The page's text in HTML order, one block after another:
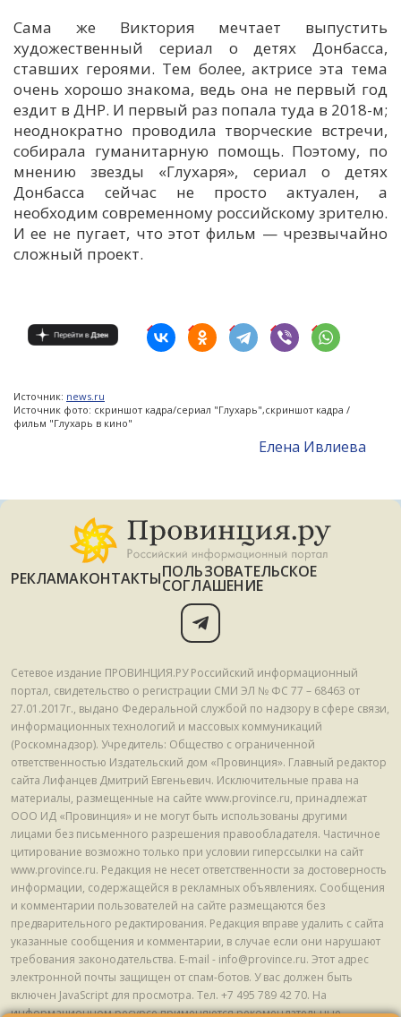
Сама же Виктория мечтает выпустить
художественный сериал о детях Донбасса,
ставших героями. Тем более, актрисе эта тема
очень хорошо знакома, ведь она не первый год
ездит в ДНР. И первый раз попала туда в 2018-м;
неоднократно проводила творческие встречи,
собирала гуманитарную помощь. Поэтому, по
мнению звезды «Глухаря», сериал о детях
Донбасса сейчас не просто актуален, а
необходим современному российскому зрителю.
И ее не пугает, что этот фильм —чрезвычайно
сложный проект.
Источник: news.ru
Источник фото: скриншот кадра/сериал "Глухарь",скриншот кадра /
фильм "Глухарь в кино"
Елена Ивлиева
РЕКЛАМАКОНТАКТЫПОЛЬЗОВАТЕЛЬСКОЕ
СОГЛАШЕНИЕ
Сетевое издание ПРОВИНЦИЯ.РУ Российский информационный
портал, свидетельство о регистрации СМИ ЭЛ № ФС 77 – 68463 от
27.01.2017г., выдано Федеральной службой по надзору в сфере связи,
информационных технологий и массовых коммуникаций
(Роскомнадзор). Учредитель: Общество с ограниченной
ответственностью Издательский дом «Провинция». Главный редактор
сайта Лифанцев Дмитрий Евгеньевич. Исключительные права на
материалы, размещенные на сайте www.province.ru, принадлежат
ООО ИД «Провинция» и не могут быть использованы другими
лицами без письменного разрешения правообладателя. Частичное
цитирование возможно только при условии гиперссылки на сайт
www.province.ru. Редакция не несет ответственности за достоверность
информации, содержащейся в рекламных объявлениях. Сообщения
и комментарии пользователей на сайте размещаются без
предварительного редактирования. Редакция вправе удалить с сайта
указанные сообщения и комментарии, в случае если они нарушают
требования законодательства. E-mail - info@province.ru. Этот адрес
электронной почты защищен от спам-ботов. У вас должен быть
включен JavaScript для просмотра. Tел. +7 495 789 42 70. На
информационном ресурсе применяются рекомендательные